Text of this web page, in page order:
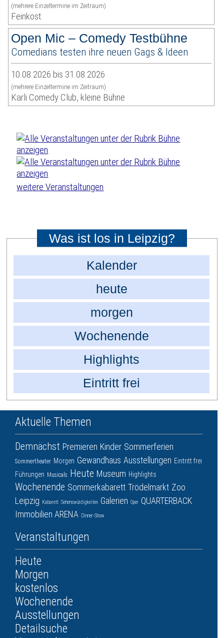
(mehrere Einzeltermine im Zeitraum)
Feinkost
Open Mic – Comedy Testbühne
Comedians testen ihre neuen Gags & Ideen
10.08.2026 bis 31.08.2026
(mehrere Einzeltermine im Zeitraum)
Karli Comedy Club, kleine Bühne
weitere Veranstaltungen
Was ist los in Leipzig?
Kalender
heute
morgen
Wochenende
Highlights
Eintritt frei
Aktuelle Themen
Demnächst Premieren Kinder Sommerferien
Sommertheater Morgen Gewandhaus Ausstellungen Eintritt frei
Führungen Musicals Heute Museum Highlights
Wochenende Sommerkabarett Trödelmarkt Zoo
Leipzig
Kabarett Sehenswürdigkeiten Galerien Oper QUARTERBACK
Immobilien ARENA Dinner-Show
Veranstaltungen
Heute
Morgen
kostenlos
Wochenende
Ausstellungen
Detailsuche